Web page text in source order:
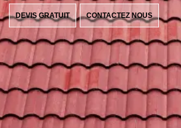
DEVIS GRATUIT CONTACTEZ NOUS